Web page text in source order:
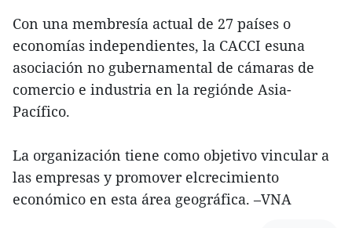
Con una membresía actual de 27 países o
economías independientes, la CACCI esuna
asociación no gubernamental de cámaras de
comercio e industria en la regiónde Asia-
Pacífico.
La organización tiene como objetivo vincular a
las empresas y promover elcrecimiento
económico en esta área geográfica. –VNA